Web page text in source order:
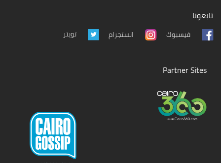
تابعونا
فيسبوك انستجرام تويتر
Partner Sites